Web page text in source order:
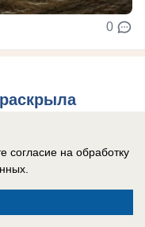
0
любовь»
свое
согласие на обработку